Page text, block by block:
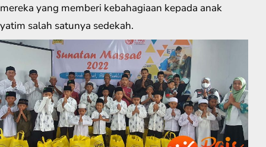
mereka yang memberi kebahagiaan kepada anak
yatim salah satunya sedekah.